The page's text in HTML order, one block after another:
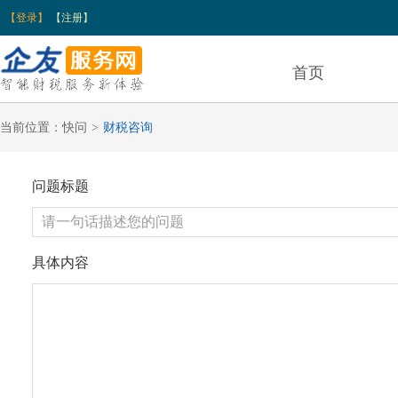
【登录】 【注册】
首页
当前位置：快问 > 财税咨询
问题标题
具体内容